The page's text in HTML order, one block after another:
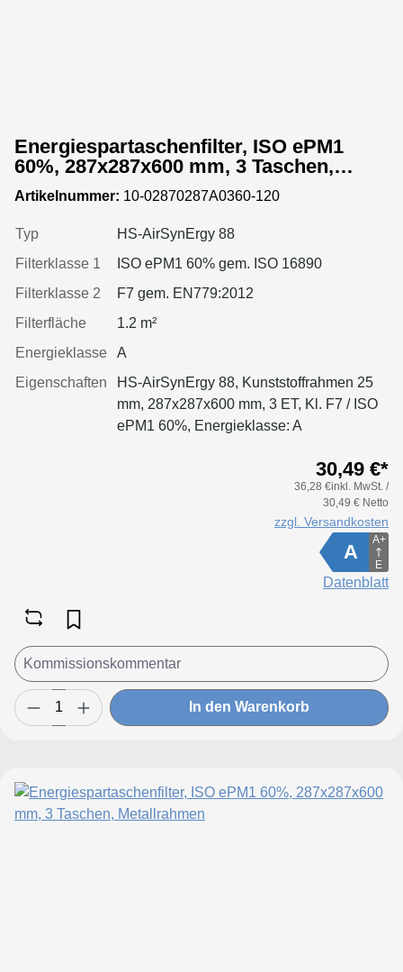
Energiespartaschenfilter, ISO ePM1
60%, 287x287x600 mm, 3 Taschen,
Kunststoffrahmen
Artikelnummer: 10-02870287A0360-120
Typ
HS-AirSynErgy 88
Filterklasse 1
ISO ePM1 60% gem. ISO 16890
Filterklasse 2
F7 gem. EN779:2012
Filterfläche
1.2 m²
Energieklasse
A
Eigenschaften
HS-AirSynErgy 88, Kunststoffrahmen 25
mm, 287x287x600 mm, 3 ET, Kl. F7 / ISO
ePM1 60%, Energieklasse: A
30,49 €*
36,28 €inkl. MwSt. /
30,49 € Netto
zzgl. Versandkosten
A
A+
E
Datenblatt
In den Warenkorb